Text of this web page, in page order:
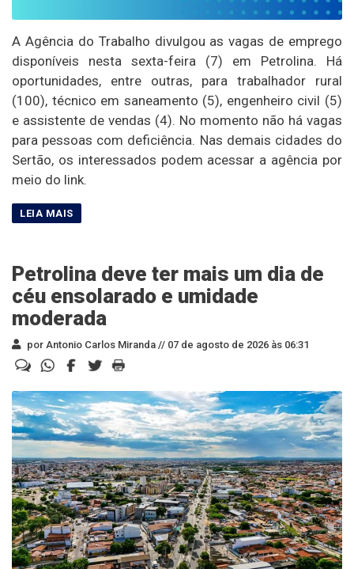
A Agência do Trabalho divulgou as vagas de emprego
disponíveis nesta sexta-feira (7) em Petrolina. Há
oportunidades, entre outras, para trabalhador rural
(100), técnico em saneamento (5), engenheiro civil (5)
e assistente de vendas (4). No momento não há vagas
para pessoas com deficiência. Nas demais cidades do
Sertão, os interessados podem acessar a agência por
meio do link.
Petrolina deve ter mais um dia de
céu ensolarado e umidade
moderada
por Antonio Carlos Miranda // 07 de agosto de 2026 às 06:31